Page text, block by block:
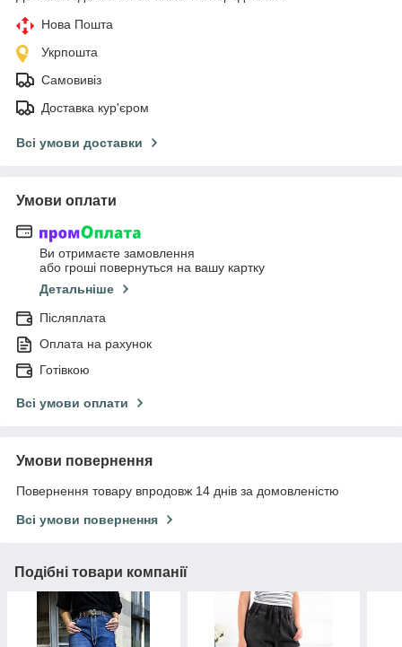
Нова Пошта
Укрпошта
Самовивіз
Доставка кур'єром
Всі умови доставки
Умови оплати
Ви отримаєте замовлення
або гроші повернуться на вашу картку
Детальніше
Післяплата
Оплата на рахунок
Готівкою
Всі умови оплати
Умови повернення
Повернення товару впродовж 14 днів за домовленістю
Всі умови повернення
Подібні товари компанії